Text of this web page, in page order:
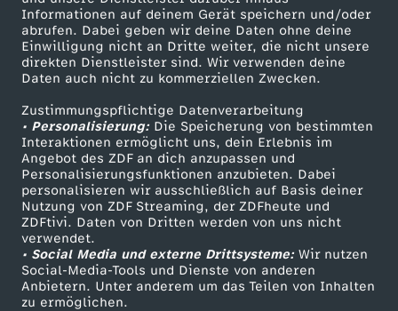
Informationen auf deinem Gerät speichern und/oder
abrufen. Dabei geben wir deine Daten ohne deine
Einwilligung nicht an Dritte weiter, die nicht unsere
direkten Dienstleister sind. Wir verwenden deine
Daten auch nicht zu kommerziellen Zwecken.
Zustimmungspflichtige Datenverarbeitung
• Personalisierung:Die Speicherung von bestimmten
Interaktionen ermöglicht uns, dein Erlebnis im
Angebot des ZDF an dich anzupassen und
Personalisierungsfunktionen anzubieten. Dabei
personalisieren wir ausschließlich auf Basis deiner
Nutzung von ZDF Streaming, der ZDFheute und
ZDFtivi. Daten von Dritten werden von uns nicht
verwendet.
• Social Media und externe Drittsysteme:Wir nutzen
Social-Media-Tools und Dienste von anderen
Anbietern. Unter anderem um das Teilen von Inhalten
zu ermöglichen.
N
a
t
o
a
m
L
ZDF-Apps
Smart TV
ZDFtext
Livestreams
Sendungen A-Z
TV-Programm
ZDFmitreden
Kontakt zum ZDF
Tickets
Zuschauerservice
Hilfe
ZDF Unternehmen
Karriere